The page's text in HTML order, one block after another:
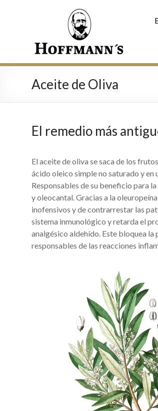
Aceite de Oliva
El remedio más
El aceite de oliva se saca de los
ácido oleico simple no saturado y
Responsables de su beneficio para
y oleocantal. Gracias a la
inofensivos y de contrarrestar las
sistema inmunológico y retarda el
analgésico aldehído. Este bloquea
responsables de las reacciones